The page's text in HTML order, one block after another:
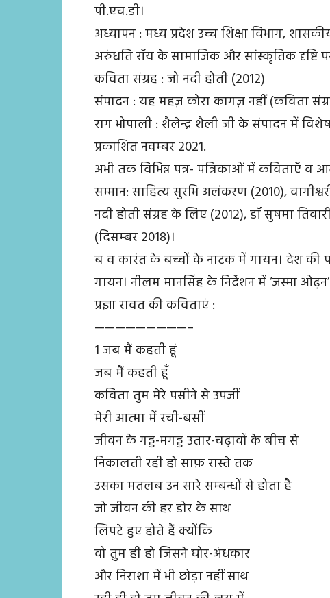
पी.एच.डी।
अध्यापन : मध्य प्रदेश उच्च शिक्षा विभाग,
अरुंधति रॉय के सामाजिक और सांस्कृतिक दृष्टि
कविता संग्रह : जो नदी होती (2012)
संपादन : यह महज़ कोरा कागज़ नहीं (कविता
राग भोपाली : शैलेन्द्र शैली जी के संपादन में
प्रकाशित नवम्बर 2021.
अभी तक विभिन्न पत्र- पत्रिकाओं में कविताऍ व
सम्मान: साहित्य सुरभि अलंकरण (2010),
नदी होती संग्रह के लिए (2012), डॉ सुषमा
(दिसम्बर 2018)।
ब व कारंत के बच्चों के नाटक में गायन। देश की
गायन। नीलम मानसिंह के निर्देशन में ‘जस्मा
प्रज्ञा रावत की कविताएं :
—————————–
1 जब मैं कहती हूं
जब मैं कहती हूँ
कविता तुम मेरे पसीने से उपजीं
मेरी आत्मा में रची-बसीं
जीवन के गड्ड-मगड्ड उतार-चढ़ावों के बीच से
निकालती रही हो साफ़ रास्ते तक
उसका मतलब उन सारे सम्बन्धों से होता है
जो जीवन की हर डोर के साथ
लिपटे हुए होते हैं क्योंकि
वो तुम ही हो जिसने घोर-अंधकार
और निराशा में भी छोड़ा नहीं साथ